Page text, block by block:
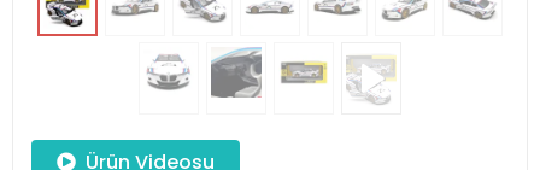
Ürün Videosu